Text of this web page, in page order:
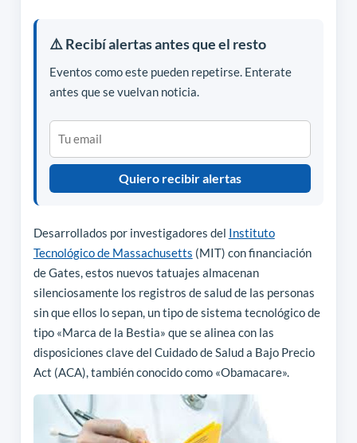
⚠️ Recibí alertas antes que el resto
Eventos como este pueden repetirse. Enterate
antes que se vuelvan noticia.
Quiero recibir alertas
Desarrollados por investigadores del Instituto
Tecnológico de Massachusetts (MIT) con financiación
de Gates, estos nuevos tatuajes almacenan
silenciosamente los registros de salud de las personas
sin que ellos lo sepan, un tipo de sistema tecnológico de
tipo «Marca de la Bestia» que se alinea con las
disposiciones clave del Cuidado de Salud a Bajo Precio
Act (ACA), también conocido como «Obamacare».